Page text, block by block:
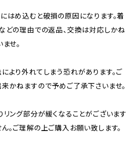
はめ込むと破損の原因になります。着
どの理由での返品、交換は対応しかね
せ。
より外れてしまう恐れがあります。ご
かねますので予めご了承下さいませ。
リング部分が緩くなることがございます
。ご理解の上ご購入お願い致します。